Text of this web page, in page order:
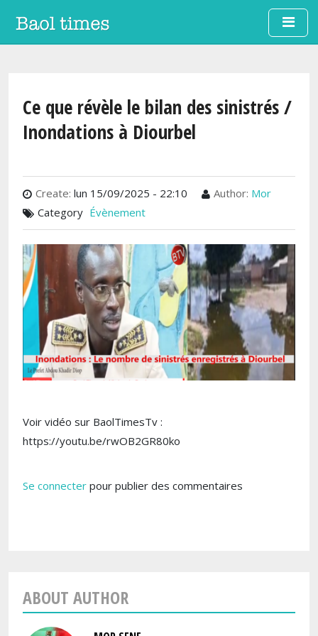
Aller au contenu principal
Ce que révèle le bilan des sinistrés /
Inondations à Diourbel
Create: lun 15/09/2025 - 22:10 Author: Mor
Category Évènement
Voir vidéo sur BaolTimesTv :
https://youtu.be/rwOB2GR80ko
Se connecter pour publier des commentaires
ABOUT AUTHOR